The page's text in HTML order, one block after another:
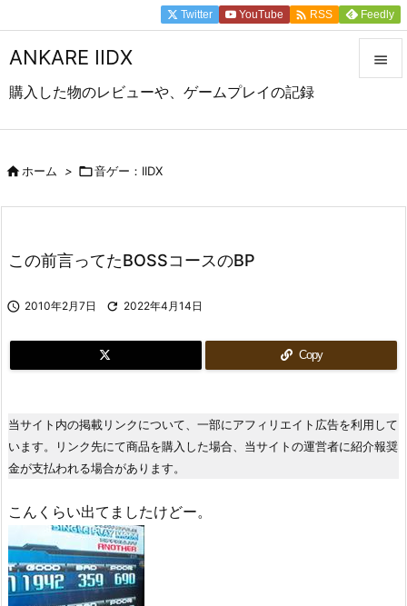
ANKARE IIDX
購入した物のレビューや、ゲームプレイの記録

Twitter YouTube  RSS Feedly
ホーム > 音ゲー：IIDX
この前言ってたBOSSコースのBP
 2010年2月7日  2022年4月14日
Copy
当サイト内の掲載リンクについて、一部にアフィリエイト広告を利用して
います。リンク先にて商品を購入した場合、当サイトの運営者に紹介報奨
金が支払われる場合があります。
こんくらい出てましたけどー。